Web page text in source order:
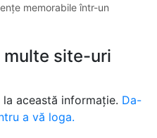
memorabile într-un
multe site-uri
această informație. Da-
a vă loga.